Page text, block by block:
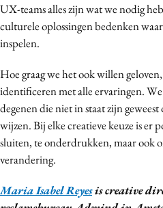
UX-teams alles zijn wat we nodig
culturele oplossingen bedenken
inspelen.
Hoe graag we het ook willen
identificeren met alle ervaringen.
degenen die niet in staat zijn
wijzen. Bij elke creatieve keuze is er
sluiten, te onderdrukken, maar ook
verandering.
Maria Isabel Reyesis creative